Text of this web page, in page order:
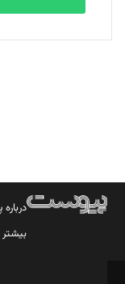
بابک
تحریریه
بیشتر